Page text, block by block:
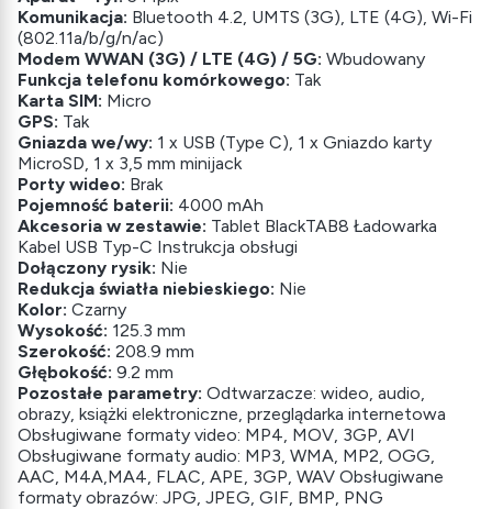
Komunikacja: Bluetooth 4.2, UMTS (3G), LTE (4G), Wi-Fi
(802.11a/b/g/n/ac)
Modem WWAN (3G) / LTE (4G) / 5G: Wbudowany
Funkcja telefonu komórkowego: Tak
Karta SIM: Micro
GPS: Tak
Gniazda we/wy: 1 x USB (Type C), 1 x Gniazdo karty
MicroSD, 1 x 3,5 mm minijack
Porty wideo: Brak
Pojemność baterii: 4000 mAh
Akcesoria w zestawie: Tablet BlackTAB8 Ładowarka
Kabel USB Typ-C Instrukcja obsługi
Dołączony rysik: Nie
Redukcja światła niebieskiego: Nie
Kolor: Czarny
Wysokość: 125.3 mm
Szerokość: 208.9 mm
Głębokość: 9.2 mm
Pozostałe parametry: Odtwarzacze: wideo, audio,
obrazy, książki elektroniczne, przeglądarka internetowa
Obsługiwane formaty video: MP4, MOV, 3GP, AVI
Obsługiwane formaty audio: MP3, WMA, MP2, OGG,
AAC, M4A,MA4, FLAC, APE, 3GP, WAV Obsługiwane
formaty obrazów: JPG, JPEG, GIF, BMP, PNG